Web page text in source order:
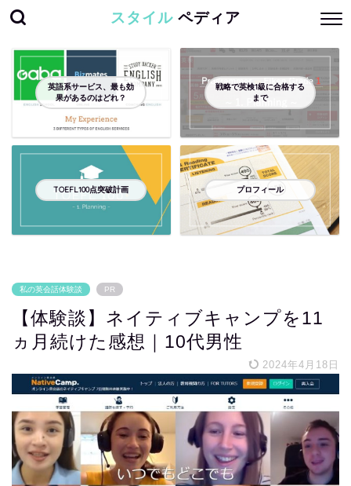
スタイル ペディア
英語系サービス、最も効
果があるのはどれ？
戦略で英検1級に合格する
まで
TOEFL100点突破計画 プロフィール
私の英会話体験談 PR
【体験談】ネイティブキャンプを11
ヵ月続けた感想｜10代男性
2024年4月18日